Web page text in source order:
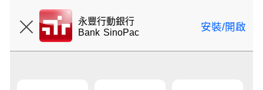
永豐行動銀行
Bank SinoPac
安裝/開啟